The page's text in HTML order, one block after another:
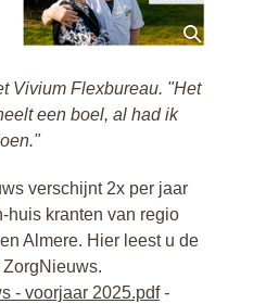
Vivium Flexbureau. "Het
een boel, al had ik
verschijnt 2x per jaar
huis kranten van regio
Almere. Hier leest u de
ZorgNieuws.
- voorjaar 2025.pdf